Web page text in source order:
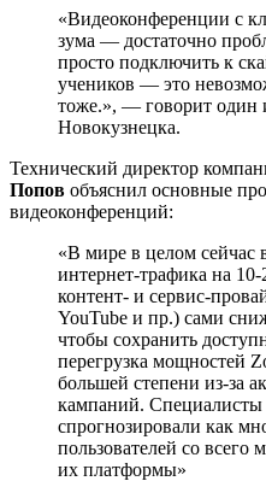
«Видеоконференции с
зума — достаточно
просто подключить к
учеников — это
тоже.», — говорит один
Новокузнецка.
Технический директор
Попов объяснил основные
видеоконференций:
«В мире в целом сейчас
интернет-трафика на
контент- и сервис-
YouTube и пр.) сами
чтобы сохранить
перегрузка мощностей
большей степени из-за
кампаний. Специалисты
спрогнозировали как
пользователей со всего
их платформы»